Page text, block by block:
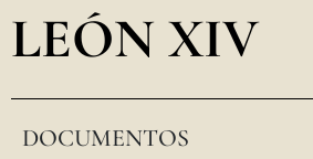
LEÓN XIV
DOCUMENTOS